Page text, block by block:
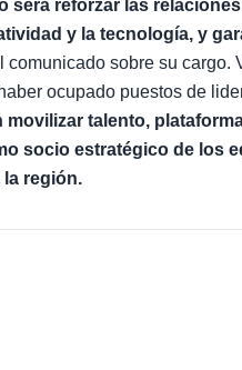
será reforzar las
y la tecnología, y
comunicado sobre su cargo.
ocupado puestos de
talento,
socio estratégico de los
región.